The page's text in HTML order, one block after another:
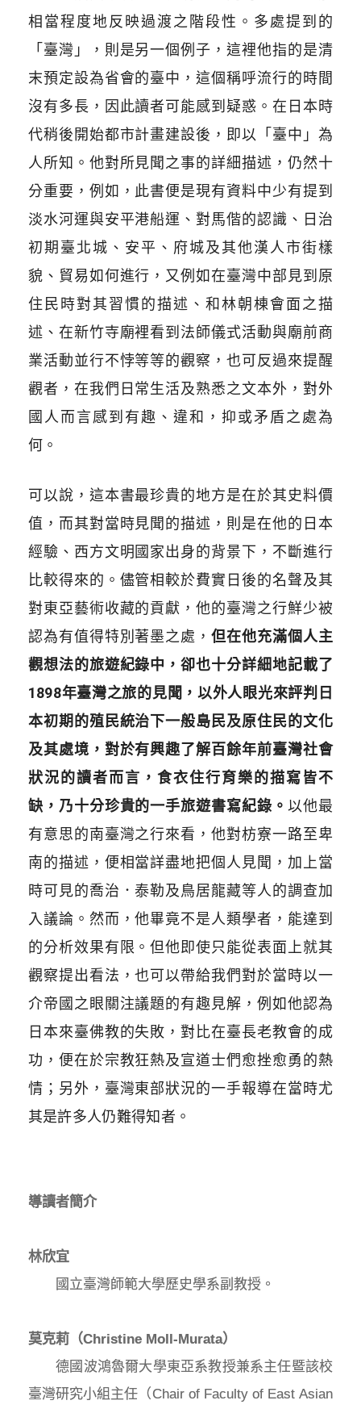
相當程度地反映過渡之階段性。多處提到的
「臺灣」，則是另一個例子，這裡他指的是清
末預定設為省會的臺中，這個稱呼流行的時間
沒有多長，因此讀者可能感到疑惑。在日本時
代稍後開始都市計畫建設後，即以「臺中」為
人所知。他對所見聞之事的詳細描述，仍然十
分重要，例如，此書便是現有資料中少有提到
淡水河運與安平港船運、對馬偕的認識、日治
初期臺北城、安平、府城及其他漢人市街樣
貌、貿易如何進行，又例如在臺灣中部見到原
住民時對其習慣的描述、和林朝棟會面之描
述、在新竹寺廟裡看到法師儀式活動與廟前商
業活動並行不悖等等的觀察，也可反過來提醒
觀者，在我們日常生活及熟悉之文本外，對外
國人而言感到有趣、違和，抑或矛盾之處為
何。
可以說，這本書最珍貴的地方是在於其史料價
值，而其對當時見聞的描述，則是在他的日本
經驗、西方文明國家出身的背景下，不斷進行
比較得來的。儘管相較於費實日後的名聲及其
對東亞藝術收藏的貢獻，他的臺灣之行鮮少被
認為有值得特別著墨之處，但在他充滿個人主
觀想法的旅遊紀錄中，卻也十分詳細地記載了
1898年臺灣之旅的見聞，以外人眼光來評判日
本初期的殖民統治下一般島民及原住民的文化
及其處境，對於有興趣了解百餘年前臺灣社會
狀況的讀者而言，食衣住行育樂的描寫皆不
缺，乃十分珍貴的一手旅遊書寫紀錄。 以他最
有意思的南臺灣之行來看，他對枋寮一路至卑
南的描述，便相當詳盡地把個人見聞，加上當
時可見的喬治．泰勒及鳥居龍藏等人的調查加
入議論。然而，他畢竟不是人類學者，能達到
的分析效果有限。但他即使只能從表面上就其
觀察提出看法，也可以帶給我們對於當時以一
介帝國之眼關注議題的有趣見解，例如他認為
日本來臺佛教的失敗，對比在臺長老教會的成
功，便在於宗教狂熱及宣道士們愈挫愈勇的熱
情；另外，臺灣東部狀況的一手報導在當時尤
其是許多人仍難得知者。
導讀者簡介
林欣宜
國立臺灣師範大學歷史學系副教授。
莫克莉（Christine Moll-Murata）
德國波鴻魯爾大學東亞系教授兼系主任暨該校
臺灣研究小組主任（Chair of Faculty of East Asian